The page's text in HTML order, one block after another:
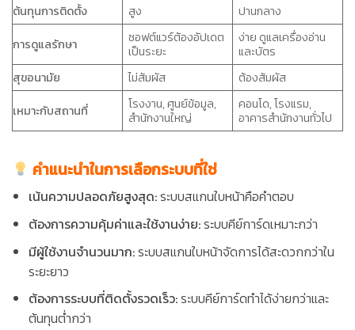
ต้นทุนการติดตั้ง
สูง
ปานกลาง
การดูแลรักษา
ซอฟต์แวร์ต้องอัปเดต
เป็นระยะ
ง่าย ดูแลเครื่องอ่าน
และบัตร
สุขอนามัย
ไม่สัมผัส
ต้องสัมผัส
เหมาะกับสถานที่
โรงงาน, ศูนย์ข้อมูล,
สำนักงานใหญ่
คอนโด, โรงแรม,
อาคารสำนักงานทั่วไป
คำแนะนำในการเลือกระบบที่ใช่
เน้นความปลอดภัยสูงสุด:ระบบสแกนใบหน้าคือคำตอบ
ต้องการความคุ้มค่าและใช้งานง่าย:ระบบคีย์การ์ดเหมาะกว่า
มีผู้ใช้งานจำนวนมาก:ระบบสแกนใบหน้าจัดการได้สะดวกกว่าใน
ระยะยาว
ต้องการระบบที่ติดตั้งรวดเร็ว:ระบบคีย์การ์ดทำได้ง่ายกว่าและ
ต้นทุนต่ำกว่า